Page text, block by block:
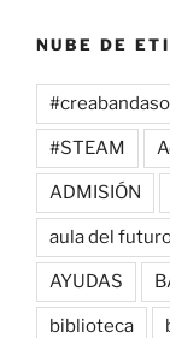
NUBE DE
#STEAM
ADMISIÓN
aula del
AYUDAS
biblioteca